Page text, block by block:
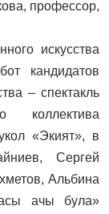
профессор,
искусства
кандидатов
– спектакль
коллектива
«Экият», в
Сергей
Альбина
ачы була»